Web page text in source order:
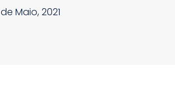
de Maio, 2021